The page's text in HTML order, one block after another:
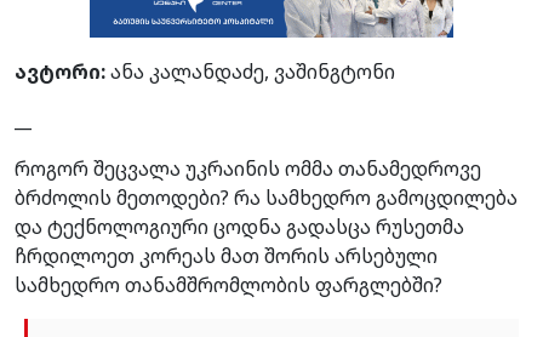
ავტორი:ანა კალანდაძე, ვაშინგტონი
როგორ შეცვალა უკრაინის ომმა თანამედროვე
ბრძოლის მეთოდები? რა სამხედრო გამოცდილება
და ტექნოლოგიური ცოდნა გადასცა რუსეთმა
ჩრდილოეთ კორეას მათ შორის არსებული
სამხედრო თანამშრომლობის ფარგლებში?